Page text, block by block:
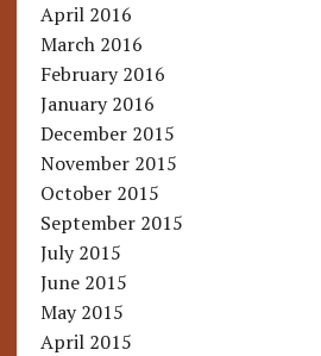
April 2016
March 2016
February 2016
January 2016
December 2015
November 2015
October 2015
September 2015
July 2015
June 2015
May 2015
April 2015